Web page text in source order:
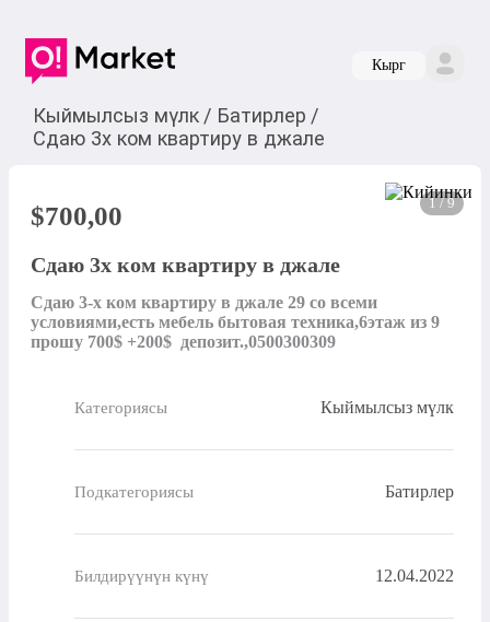
Кырг
Кыймылсыз мүлк / Батирлер /
Сдаю 3х ком квартиру в джале
1 / 9
$700,00
Сдаю 3х ком квартиру в джале
Сдаю 3-х ком квартиру в джале 29 со всеми
условиями,есть мебель бытовая техника,6этаж из 9
прошу 700$ +200$  депозит.,0500300309
Категориясы Кыймылсыз мүлк
Подкатегориясы Батирлер
Билдирүүнүн күнү 12.04.2022